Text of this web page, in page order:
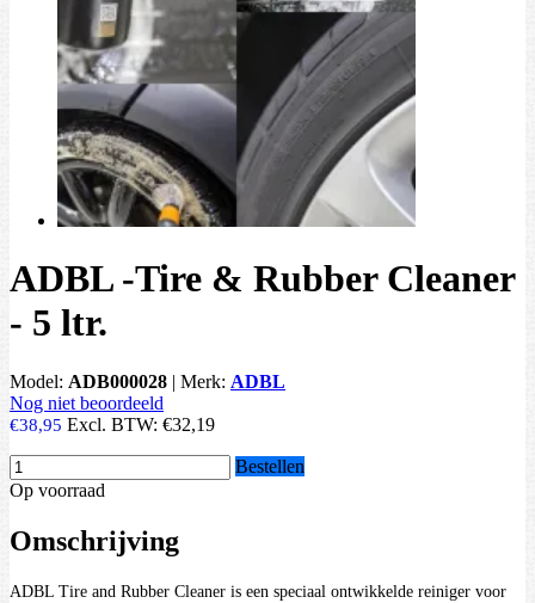
ADBL -Tire & Rubber Cleaner
- 5 ltr.
Model: ADB000028 | Merk: ADBL
Nog niet beoordeeld
€38,95 Excl. BTW: €32,19
Bestellen
Op voorraad
Omschrijving
ADBL Tire and Rubber Cleaner is een speciaal ontwikkelde reiniger voor